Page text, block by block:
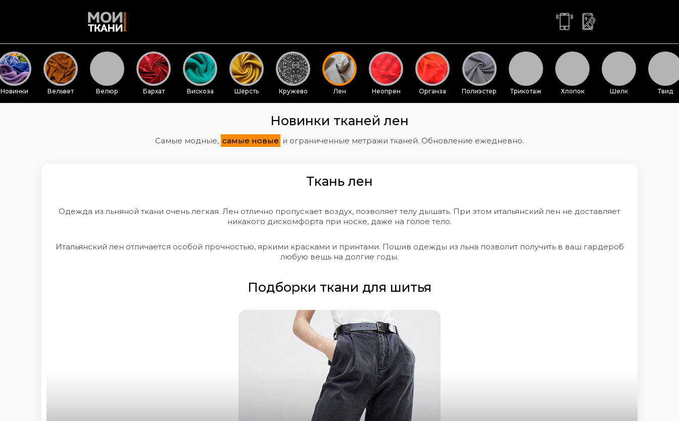
Новинки Вельвет Велюр Бархат Вискоза Шерсть Кружево Лен Неопрен Органза Полиэстер Трикотаж Хлопок Шелк Твид
Новинки тканей лен
Самые модные, самые новые и ограниченные метражи тканей. Обновление ежедневно.
Ткань лен
Одежда из льняной ткани очень легкая. Лен отлично пропускает воздух, позволяет телу дышать. При этом итальянский лен не доставляет
никакого дискомфорта при носке, даже на голое тело.
Итальянский лен отличается особой прочностью, яркими красками и принтами. Пошив одежды из льна позволит получить в ваш гардероб
любую вещь на долгие годы.
Подборки ткани для шитья